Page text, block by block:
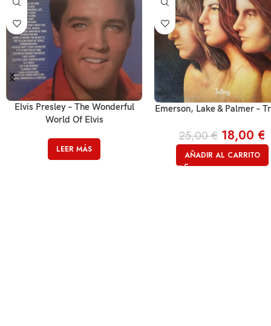
Elvis Presley – The Wonderful
World Of Elvis
LEER MÁS
Emerson, Lake & Palmer –
25,00€ 18,00 €
AÑADIR AL CARRITO